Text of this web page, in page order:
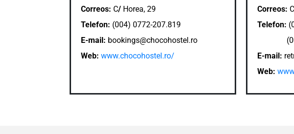
Correos: C/ Horea, 29
Telefon: (004) 0772-207.819
E-mail: bookings@chocohostel.ro
Web: www.chocohostel.ro/
Correos:
Telefon:
(004)
E-mail:
Web: